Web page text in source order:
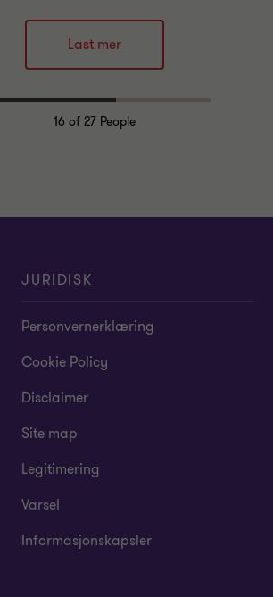
Last mer
16 of 27 People
JURIDISK
Personvernerklæring
Cookie Policy
Disclaimer
Site map
Legitimering
Varsel
Informasjonskapsler